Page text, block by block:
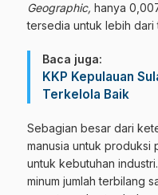
Geographic, hanya
tersedia untuk lebih dari
Baca juga:
KKP Kepulauan
Terkelola Baik
Sebagian besar dari
manusia untuk produksi
untuk kebutuhan
minum jumlah terbilang